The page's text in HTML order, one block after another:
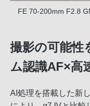
FE 70-200mm
撮影の可能性
ム認識AF×高
AI処理を搭載した新